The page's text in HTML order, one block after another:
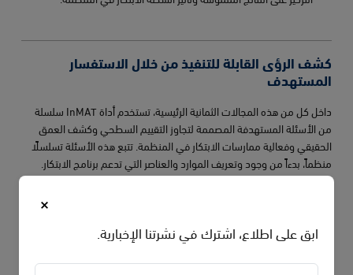
كشف الرؤى القابلة للتنفيذ من خلال الاستفسار
المستهدف
داخل كل من هذه المجالات الثمانية الرئيسية، تستخدم أداة InMAT سلسلة
من الأسئلة المستهدفة المصممة لتجاوز التقييم السطحي وكشف العمق
الحقيقي وفعالية ممارسات الابتكار في المنظمة. تتبع هذه الأسئلة تسلسلًا
منظماً، بدءاً من وجود وتعريف الموارد والعناصر التي تدعم برنامج الابتكار.
يستخدم تقييم InMAT، الذي يجريه فريق ابتكار من مقيمي الابتكار المعتمدين
من GInI (AInAs)، نهجاً شاملاً وتعاونياً يجمع بين مراجعات الوثائق
×
ابق على اطلاع، اشترك في نشرتنا الإخبارية.